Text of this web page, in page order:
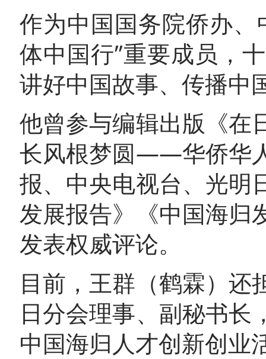
作为中国国务院侨办
体中国行”重要成员，
讲好中国故事、传播中
他曾参与编辑出版《在
长风根梦圆——华侨华
报、中央电视台、光明
发展报告》《中国海归
发表权威评论。
目前，王群（鹤霖）还
日分会理事、副秘书长
中国海归人才创新创业